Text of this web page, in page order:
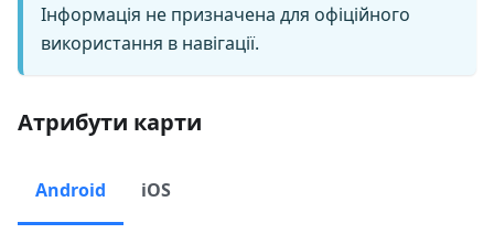
Інформація не призначена для офіційного
використання в навігації.
Атрибути карти
Android iOS